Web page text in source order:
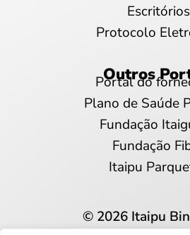
Escritórios
Protocolo
Outros
Portal do
Plano de Saúde
Fundação
Fundação
Itaipu
© 2026 Itaipu